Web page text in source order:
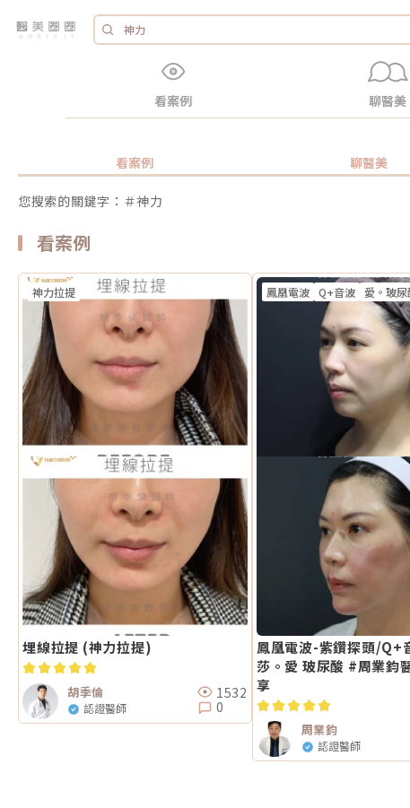
看案例 聊醫美
看案例 聊醫美
您搜索的關鍵字：＃神力
看案例
神力拉提
埋線拉提 (神力拉提)
胡季倫
認證醫師
1532
0
鳳凰電波 Q+音波 愛。玻尿
鳳凰電波-紫鑽探頭/Q+
莎。愛 玻尿酸 #周業鈞
享
周業鈞
認證醫師